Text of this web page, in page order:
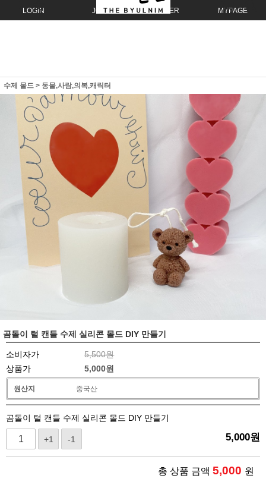
LOGIN JOIN ORDER MYPAGE
수제 몰드 > 동물,사람,의복,캐릭터
곰돌이 털 캔들 수제 실리콘 몰드 DIY 만들기
소비자가
5,500원
상품가
5,000원
원산지 중국산
곰돌이 털 캔들 수제 실리콘 몰드 DIY 만들기
+1 -1 5,000원
총 상품 금액 5,000 원